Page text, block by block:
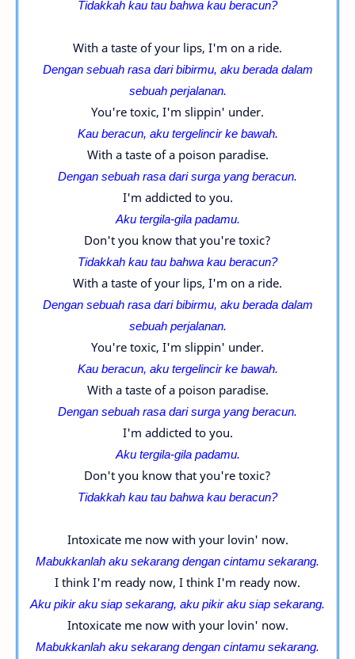
Tidakkah kau tau bahwa kau beracun?
With a taste of your lips, I'm on a ride.
Dengan sebuah rasa dari bibirmu, aku berada dalam
sebuah perjalanan.
You're toxic, I'm slippin' under.
Kau beracun, aku tergelincir ke bawah.
With a taste of a poison paradise.
Dengan sebuah rasa dari surga yang beracun.
I'm addicted to you.
Aku tergila-gila padamu.
Don't you know that you're toxic?
Tidakkah kau tau bahwa kau beracun?
With a taste of your lips, I'm on a ride.
Dengan sebuah rasa dari bibirmu, aku berada dalam
sebuah perjalanan.
You're toxic, I'm slippin' under.
Kau beracun, aku tergelincir ke bawah.
With a taste of a poison paradise.
Dengan sebuah rasa dari surga yang beracun.
I'm addicted to you.
Aku tergila-gila padamu.
Don't you know that you're toxic?
Tidakkah kau tau bahwa kau beracun?
Intoxicate me now with your lovin' now.
Mabukkanlah aku sekarang dengan cintamu sekarang.
I think I'm ready now, I think I'm ready now.
Aku pikir aku siap sekarang, aku pikir aku siap sekarang.
Intoxicate me now with your lovin' now.
Mabukkanlah aku sekarang dengan cintamu sekarang.